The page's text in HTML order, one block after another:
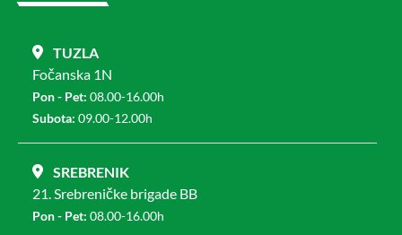
TUZLA
Fočanska 1N
Pon - Pet: 08.00-16.00h
Subota: 09.00-12.00h
SREBRENIK
21. Srebreničke brigade BB
Pon - Pet: 08.00-16.00h